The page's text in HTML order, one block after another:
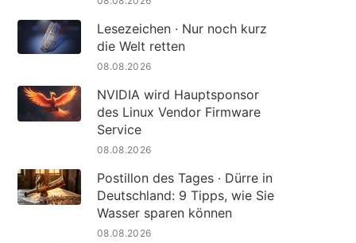
Lesezeichen · Nur noch kurz
die Welt retten
08.08.2026
NVIDIA wird Hauptsponsor
des Linux Vendor Firmware
Service
08.08.2026
Postillon des Tages · Dürre in
Deutschland: 9 Tipps, wie Sie
Wasser sparen können
08.08.2026